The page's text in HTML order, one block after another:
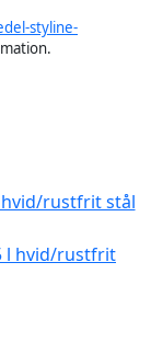
styline-
l hvid/rustfrit